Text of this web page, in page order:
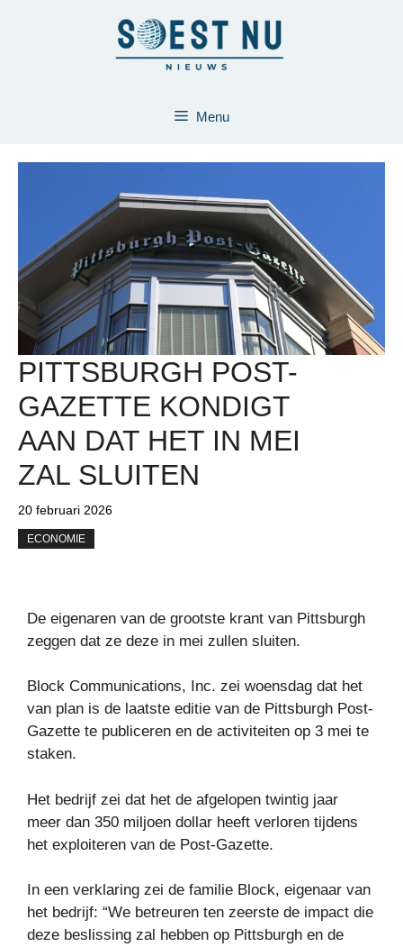
Menu
PITTSBURGH POST-
GAZETTE KONDIGT
AAN DAT HET IN MEI
ZAL SLUITEN
20 februari 2026
ECONOMIE
De eigenaren van de grootste krant van Pittsburgh
zeggen dat ze deze in mei zullen sluiten.
Block Communications, Inc. zei woensdag dat het
van plan is de laatste editie van de Pittsburgh Post-
Gazette te publiceren en de activiteiten op 3 mei te
staken.
Het bedrijf zei dat het de afgelopen twintig jaar
meer dan 350 miljoen dollar heeft verloren tijdens
het exploiteren van de Post-Gazette.
In een verklaring zei de familie Block, eigenaar van
het bedrijf: “We betreuren ten zeerste de impact die
deze beslissing zal hebben op Pittsburgh en de